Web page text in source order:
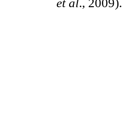
et al., 2009).